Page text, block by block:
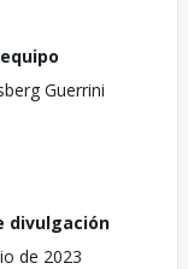
Guerrini
divulgación
de 2023